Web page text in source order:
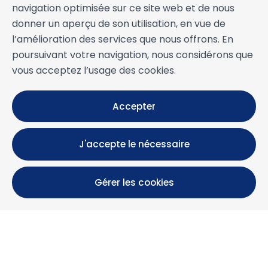
navigation optimisée sur ce site web et de nous
donner un aperçu de son utilisation, en vue de
l’amélioration des services que nous offrons. En
poursuivant votre navigation, nous considérons que
vous acceptez l’usage des cookies.
Accepter
J'accepte le nécessaire
Gérer les cookies